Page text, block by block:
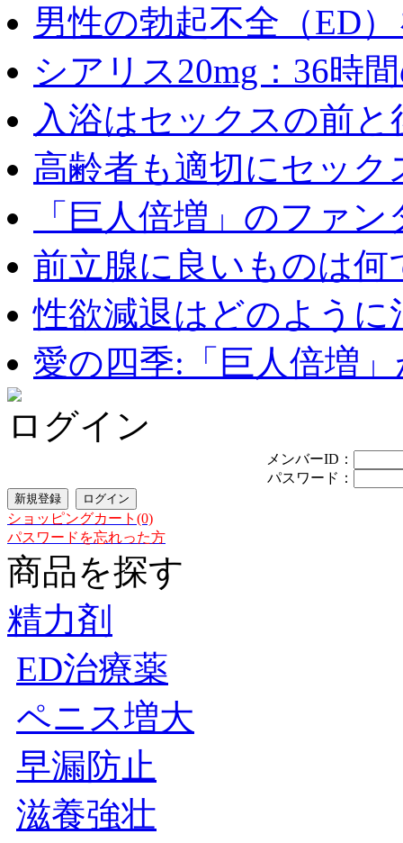
男性の勃起不全（ED
シアリス20mg：36時
入浴はセックスの前と
高齢者も適切にセック
「巨人倍増」のファ
前立腺に良いものは何
性欲減退はどのように
愛の四季:「巨人倍増
ログイン
メンバーID：
パスワード：
ショッピングカート(0)
パスワードを忘れった方
商品を探す
精力剤
ED治療薬
ペニス増大
早漏防止
滋養強壮